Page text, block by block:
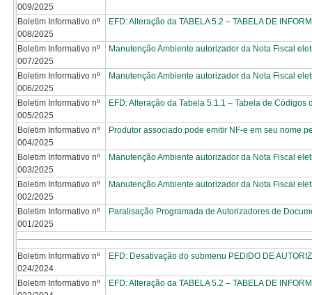
009/2025
Boletim Informativo nº
008/2025
EFD: Alteração da TABELA 5.2 – TABELA DE
Boletim Informativo nº
007/2025
Manutenção Ambiente autorizador da Nota Fiscal
Boletim Informativo nº
006/2025
Manutenção Ambiente autorizador da Nota Fiscal
Boletim Informativo nº
005/2025
EFD: Alteração da Tabela 5.1.1 – Tabela de Códigos
Boletim Informativo nº
004/2025
Produtor associado pode emitir NF-e em seu nome
Boletim Informativo nº
003/2025
Manutenção Ambiente autorizador da Nota Fiscal
Boletim Informativo nº
002/2025
Manutenção Ambiente autorizador da Nota Fiscal
Boletim Informativo nº
001/2025
Paralisação Programada de Autorizadores de
Boletim Informativo nº
024/2024
EFD: Desativação do submenu PEDIDO DE
Boletim Informativo nº
EFD: Alteração da TABELA 5.2 – TABELA DE